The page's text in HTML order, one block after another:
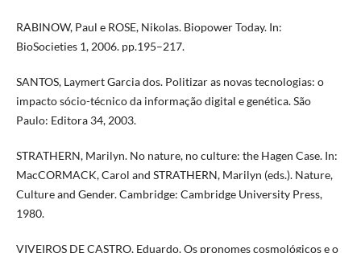
RABINOW, Paul e ROSE, Nikolas. Biopower Today. In:
BioSocieties 1, 2006. pp.195–217.
SANTOS, Laymert Garcia dos. Politizar as novas tecnologias: o
impacto sócio-técnico da informação digital e genética. São
Paulo: Editora 34, 2003.
STRATHERN, Marilyn. No nature, no culture: the Hagen Case. In:
MacCORMACK, Carol and STRATHERN, Marilyn (eds.). Nature,
Culture and Gender. Cambridge: Cambridge University Press,
1980.
VIVEIROS DE CASTRO, Eduardo. Os pronomes cosmológicos e o